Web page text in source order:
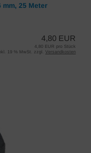
25 Meter
4,80 EUR
4,80 EUR pro Stück
19 % MwSt. zzgl. Versandkosten